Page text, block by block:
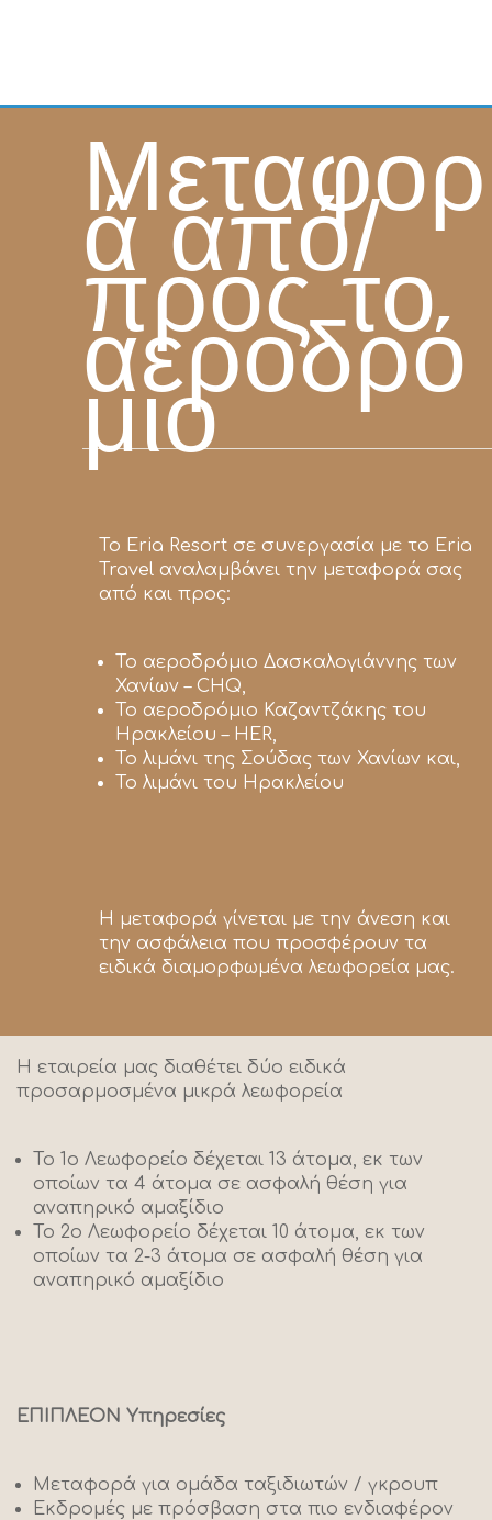
Μεταφορ
ά από/
προς το
αεροδρό
μιο
Το Eria Resort σε συνεργασία με το Εria
Travel αναλαμβάνει την μεταφορά σας
από και προς:
Το αεροδρόμιο Δασκαλογιάννης των
Χανίων – CHQ,
Το αεροδρόμιο Καζαντζάκης του
Ηρακλείου – HER,
Το λιμάνι της Σούδας των Χανίων και,
Το λιμάνι του Ηρακλείου
Η μεταφορά γίνεται με την άνεση και
την ασφάλεια που προσφέρουν τα
ειδικά διαμορφωμένα λεωφορεία μας.
Η εταιρεία μας διαθέτει δύο ειδικά
προσαρμοσμένα μικρά λεωφορεία
Το 1ο Λεωφορείο δέχεται 13 άτομα, εκ των
οποίων τα 4 άτομα σε ασφαλή θέση για
αναπηρικό αμαξίδιο
Το 2ο Λεωφορείο δέχεται 10 άτομα, εκ των
οποίων τα 2-3 άτομα σε ασφαλή θέση για
αναπηρικό αμαξίδιο
ΕΠΙΠΛΕΟΝ Υπηρεσίες
Μεταφορά για ομάδα ταξιδιωτών / γκρουπ
Εκδρομές με πρόσβαση στα πιο ενδιαφέρον